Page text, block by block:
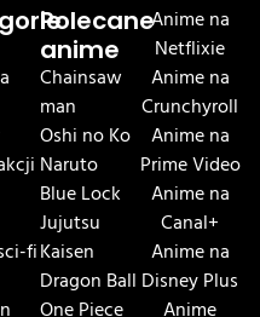
fi
Polecane
anime
Chainsaw
man
Oshi no Ko
Naruto
Blue Lock
Jujutsu
Kaisen
Dragon Ball
Anime na
Netflixie
Anime na
Crunchyroll
Anime na
Prime Video
Anime na
Canal+
Anime na
Disney Plus